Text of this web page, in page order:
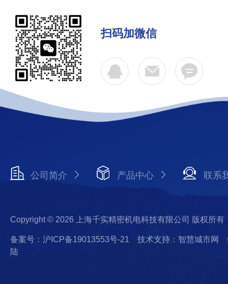
扫码加微信
公司简介 产品中心 联系
Copyright © 2026 上海千实精密机电科技有限公司 版权所有
备案号：沪ICP备19013553号-21 技术支持：智慧城市网
陆